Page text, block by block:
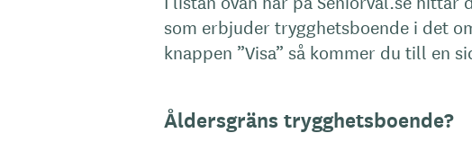
som erbjuder trygghetsboende i det
knappen ”Visa” så kommer du till en
Åldersgräns trygghetsboende?